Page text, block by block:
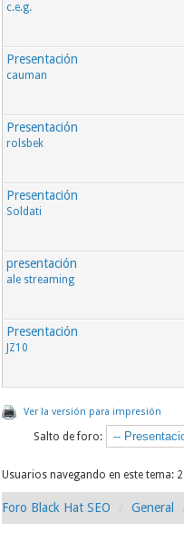
c.e.g.
Presentación
cauman
Presentación
rolsbek
Presentación
Soldati
presentación
ale streaming
Presentación
JZ10
Ver la versión para impresión
Salto de foro:
Usuarios navegando en este tema:
Foro Black Hat SEO General